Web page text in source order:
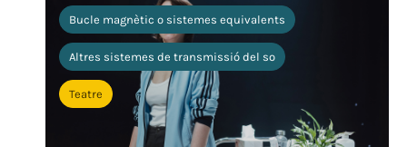
Bucle magnètic o sistemes equivalents
Altres sistemes de transmissió del so
Teatre